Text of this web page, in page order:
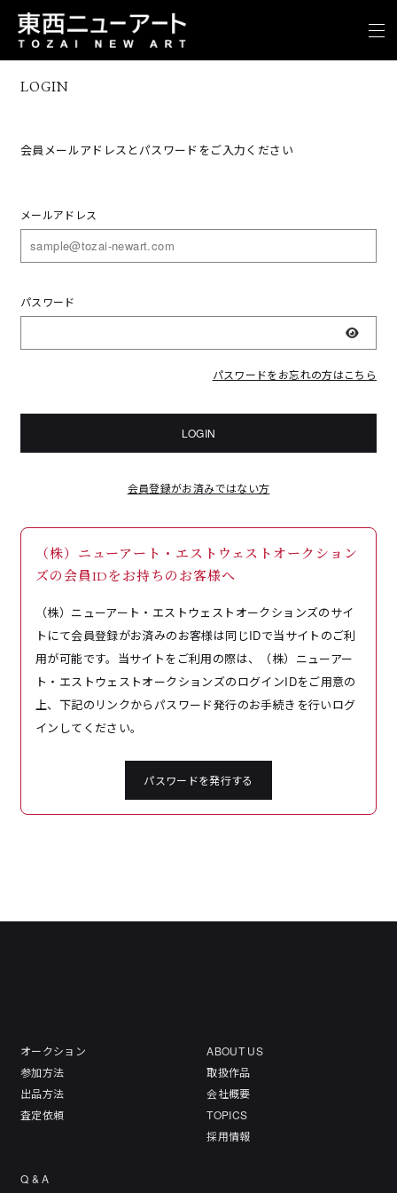
LOGIN
会員メールアドレスとパスワードをご入力ください
メールアドレス
パスワード
表示
パスワードをお忘れの方はこちら
LOGIN
会員登録がお済みではない方
（株）ニューアート・エストウェストオークション
ズの会員IDをお持ちのお客様へ
（株）ニューアート・エストウェストオークションズのサイ
トにて会員登録がお済みのお客様は同じIDで当サイトのご利
用が可能です。当サイトをご利用の際は、（株）ニューアー
ト・エストウェストオークションズのログインIDをご用意の
上、下記のリンクからパスワード発行のお手続きを行いログ
インしてください。
パスワードを発行する
オークション
参加方法
出品方法
査定依頼
ABOUT US
取扱作品
会社概要
TOPICS
採用情報
Q & A